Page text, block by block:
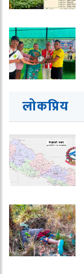
लोकप्रिय